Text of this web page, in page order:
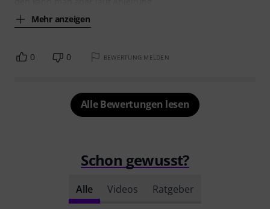
Mehr anzeigen
0 0 BEWERTUNG MELDEN
Alle Bewertungen lesen
Schon gewusst?
Alle Videos Ratgeber